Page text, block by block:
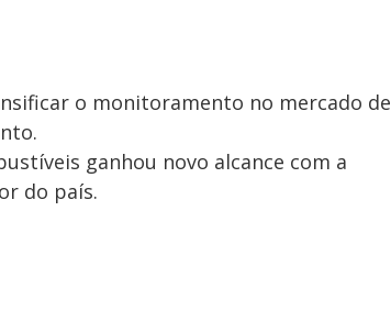
o monitoramento no mercado de
ganhou novo alcance com a
do país.